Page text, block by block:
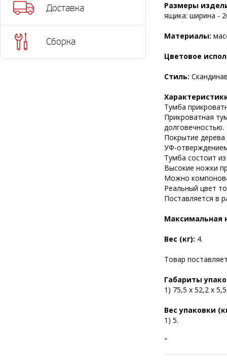
Доставка
Сборка
Размеры
ящика: ширина -
Материалы:
Цветовое
Стиль:
Тумба
Прикроватная
долговечностью.
Покрытие
УФ-
Тумба состоит
Высокие ножки
Можно
Реальный цвет
Поставляется в
Максимальная
Вес (кг): 4.
Товар
Габариты
1) 75,5 х 52,2 х
Вес упаковки
1) 5.
"